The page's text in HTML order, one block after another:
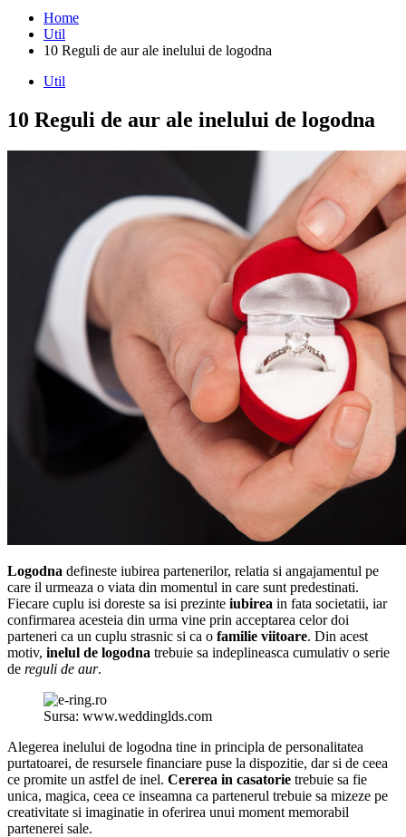
Home
Util
10 Reguli de aur ale inelului de logodna
Util
10 Reguli de aur ale inelului de logodna
Logodna defineste iubirea partenerilor, relatia si angajamentul pe
care il urmeaza o viata din momentul in care sunt predestinati.
Fiecare cuplu isi doreste sa isi prezinte iubirea in fata societatii, iar
confirmarea acesteia din urma vine prin acceptarea celor doi
parteneri ca un cuplu strasnic si ca o familie viitoare. Din acest
motiv, inelul de logodna trebuie sa indeplineasca cumulativ o serie
de reguli de aur.
Sursa: www.weddinglds.com
Alegerea inelului de logodna tine in principla de personalitatea
purtatoarei, de resursele financiare puse la dispozitie, dar si de ceea
ce promite un astfel de inel. Cererea in casatorie trebuie sa fie
unica, magica, ceea ce inseamna ca partenerul trebuie sa mizeze pe
creativitate si imaginatie in oferirea unui moment memorabil
partenerei sale.